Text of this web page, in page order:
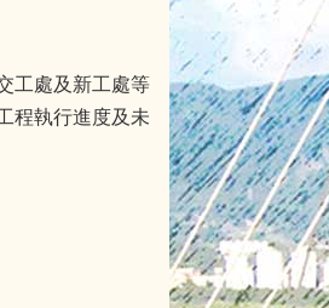
工處及新工處等
程執行進度及未